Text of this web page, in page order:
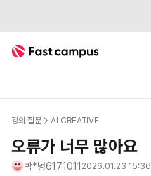
Fast Campus
강의 질문 AI CREATIVE
오류가 너무 많아요
박*녕6171011 2026.01.23 15:36